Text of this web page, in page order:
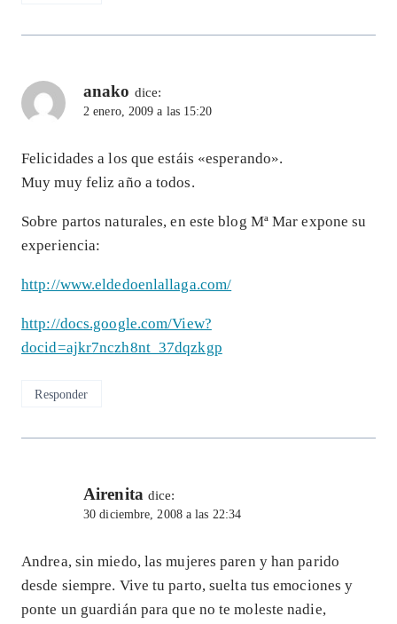
anako dice:
2 enero, 2009 a las 15:20
Felicidades a los que estáis «esperando».
Muy muy feliz año a todos.
Sobre partos naturales, en este blog Mª Mar expone su
experiencia:
http://www.eldedoenlallaga.com/
http://docs.google.com/View?
docid=ajkr7nczh8nt_37dqzkgp
Responder
Airenita dice:
30 diciembre, 2008 a las 22:34
Andrea, sin miedo, las mujeres paren y han parido
desde siempre. Vive tu parto, suelta tus emociones y
ponte un guardián para que no te moleste nadie,